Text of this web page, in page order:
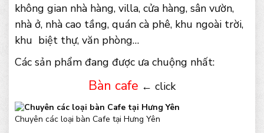
không gian nhà hàng, villa, cửa hàng, sân vườn,
nhà ở, nhà cao tầng, quán cà phê, khu ngoài trời,
khu biệt thự, văn phòng…
Các sản phẩm đang được ưa chuộng nhất:
Bàn cafe ← click
Chuyên các loại bàn Cafe tại Hưng Yên